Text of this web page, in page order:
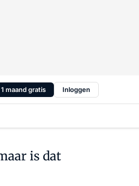
maand gratis Inloggen
is dat